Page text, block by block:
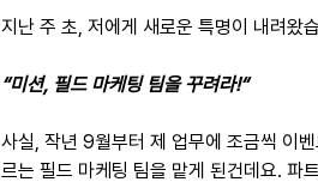
지난 주 초, 저에게 새로운 특명이 내려왔
“미션, 필드 마케팅 팀을 꾸려라!“
사실, 작년 9월부터 제 업무에 조금씩 이
르는 필드 마케팅 팀을 맡게 된건데요. 파